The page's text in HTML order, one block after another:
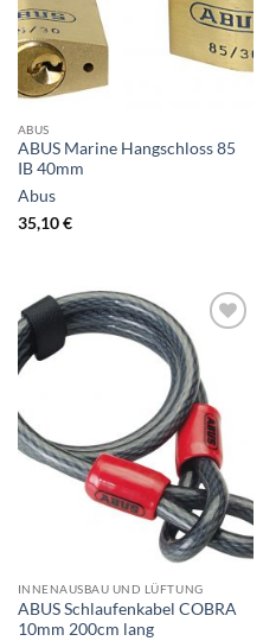
ABUS
ABUS Marine Hangschloss 85
IB 40mm
Abus
35,10€
INNENAUSBAU UND LÜFTUNG
ABUS Schlaufenkabel COBRA
10mm 200cm lang